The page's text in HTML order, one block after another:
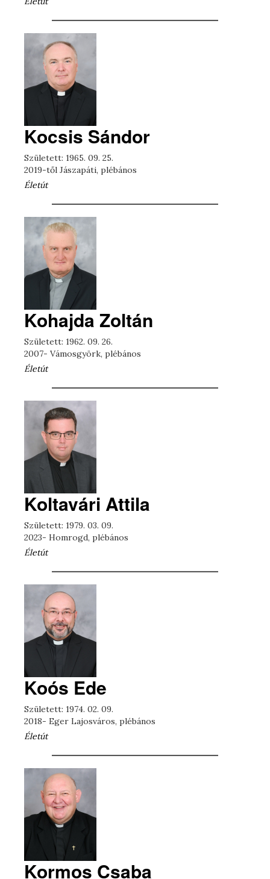
Kocsis Sándor
Született: 1965. 09. 25.
2019-től Jászapáti, plébános
Életút
Kohajda Zoltán
Született: 1962. 09. 26.
2007- Vámosgyörk, plébános
Életút
Koltavári Attila
Született: 1979. 03. 09.
2023- Homrogd, plébános
Életút
Koós Ede
Született: 1974. 02. 09.
2018- Eger Lajosváros, plébános
Életút
Kormos Csaba